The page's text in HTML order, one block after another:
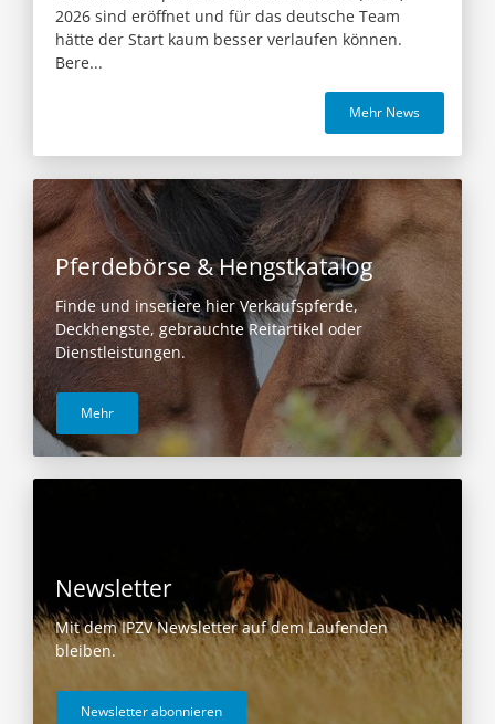
2026 sind eröffnet und für das deutsche Team
hätte der Start kaum besser verlaufen können.
Bere...
Mehr News
Pferdebörse & Hengstkatalog
Finde und inseriere hier Verkaufspferde,
Deckhengste, gebrauchte Reitartikel oder
Dienstleistungen.
Mehr
Newsletter
Mit dem IPZV Newsletter auf dem Laufenden
bleiben.
Newsletter abonnieren